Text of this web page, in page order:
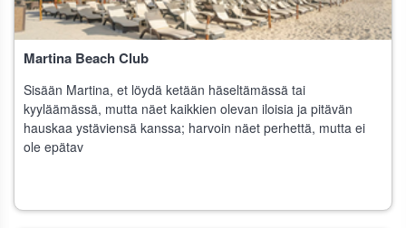
Martina Beach Club
Sisään Martina, et löydä ketään häseltämässä tai
kyyläämässä, mutta näet kaikkien olevan iloisia ja pitävän
hauskaa ystäviensä kanssa; harvoin näet perhettä, mutta ei
ole epätav